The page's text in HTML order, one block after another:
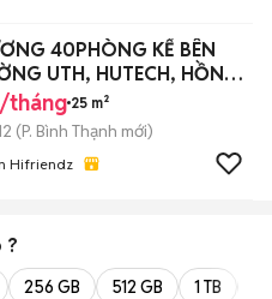
40PHÒNG KẾ BÊN
UTH, HUTECH, HỒNG
tháng 25 m²
(P. Bình Thạnh mới)
Hifriendz
?
256 GB 512 GB 1 TB